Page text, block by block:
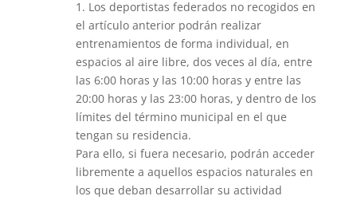
1. Los deportistas federados no recogidos en
el artículo anterior podrán realizar
entrenamientos de forma individual, en
espacios al aire libre, dos veces al día, entre
las 6:00 horas y las 10:00 horas y entre las
20:00 horas y las 23:00 horas, y dentro de los
límites del término municipal en el que
tengan su residencia.
Para ello, si fuera necesario, podrán acceder
libremente a aquellos espacios naturales en
los que deban desarrollar su actividad